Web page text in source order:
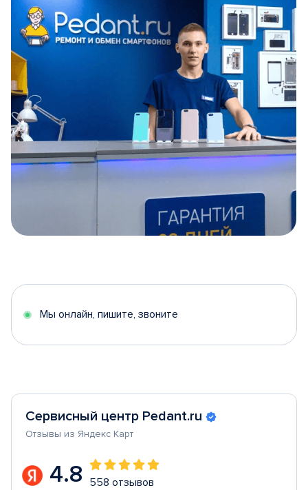
5
Мы онлайн, пишите, звоните
Сервисный центр Pedant.ru
Отзывы из Яндекс Карт
4.8 558 отзывов